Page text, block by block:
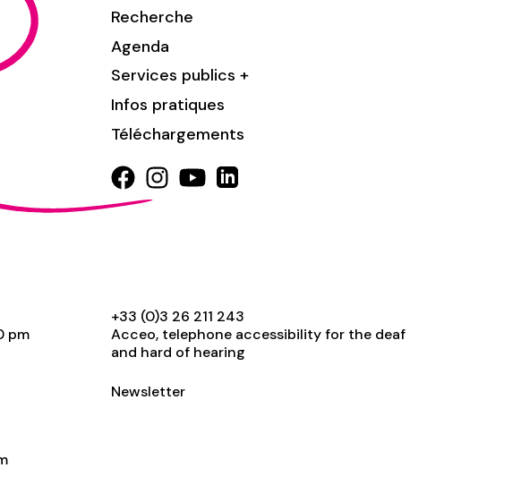
Recherche
Agenda
Services publics +
Infos pratiques
Téléchargements
pm
+33 (0)3 26 211 243
Acceo, telephone accessibility for the deaf
and hard of hearing
Newsletter